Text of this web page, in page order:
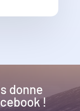
donne
!